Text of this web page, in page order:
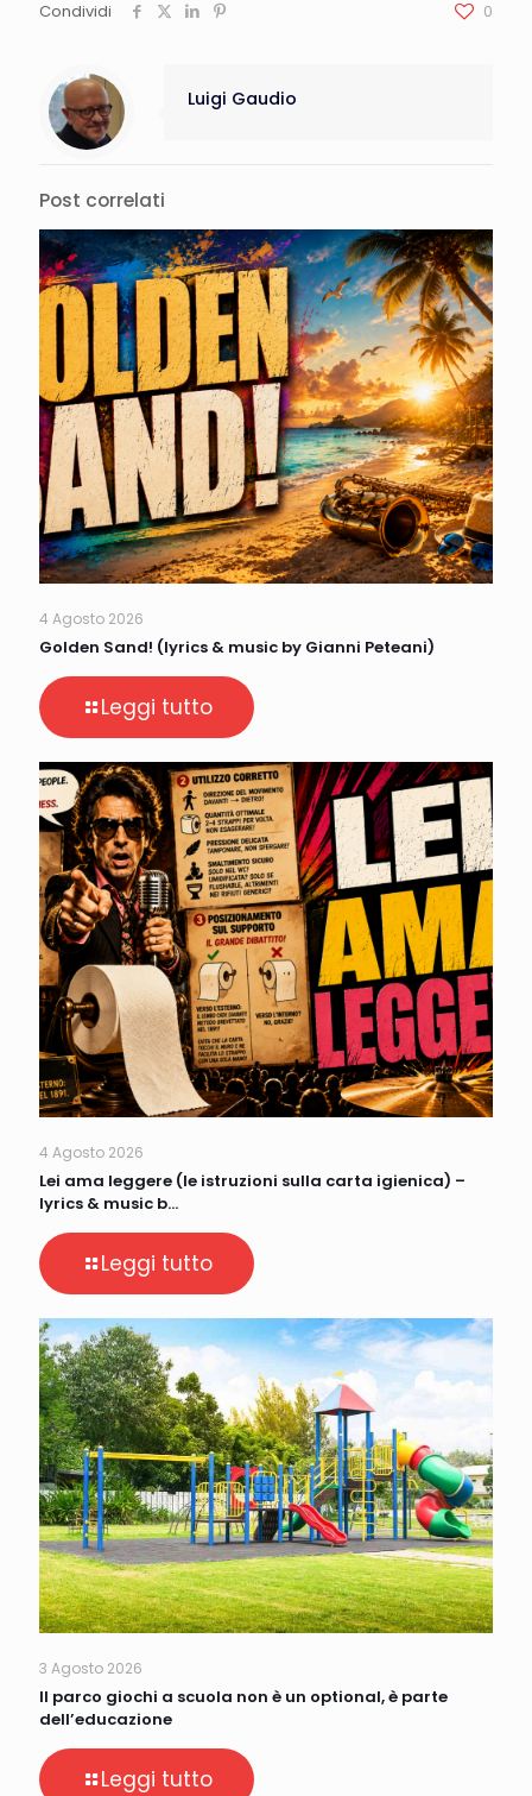
Condividi 0
Luigi Gaudio
Post correlati
4 Agosto 2026
Golden Sand! (lyrics & music by Gianni Peteani)
Leggi tutto
4 Agosto 2026
Lei ama leggere (le istruzioni sulla carta igienica) –
lyrics & music b…
Leggi tutto
3 Agosto 2026
Il parco giochi a scuola non è un optional, è parte
dell’educazione
Leggi tutto